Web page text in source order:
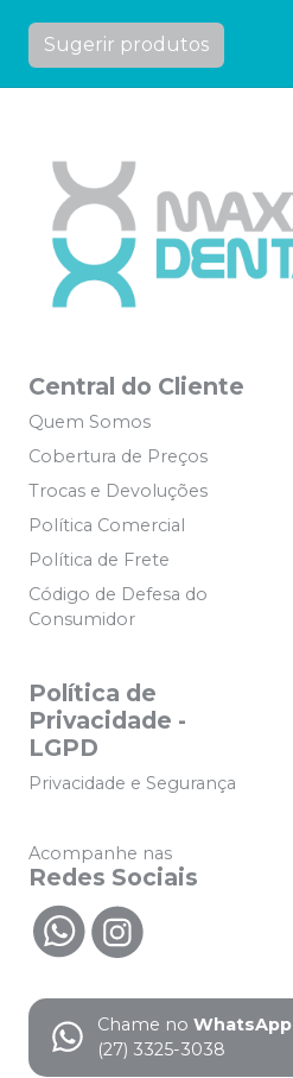
Sugerir produtos
Central do Cliente
Quem Somos
Cobertura de Preços
Trocas e Devoluções
Política Comercial
Política de Frete
Código de Defesa do
Consumidor
Política de
Privacidade -
LGPD
Privacidade e Segurança
Acompanhe nas
Redes Sociais
Chame no WhatsApp
(27) 3325-3038